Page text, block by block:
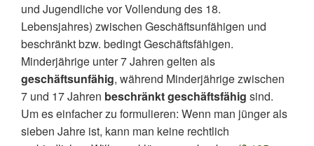
und Jugendliche vor Vollendung des 18.
Lebensjahres) zwischen Geschäftsunfähigen und
beschränkt bzw. bedingt Geschäftsfähigen.
Minderjährige unter 7 Jahren gelten als
geschäftsunfähig, während Minderjährige zwischen
7 und 17 Jahren beschränkt geschäftsfähig sind.
Um es einfacher zu formulieren: Wenn man jünger als
sieben Jahre ist, kann man keine rechtlich